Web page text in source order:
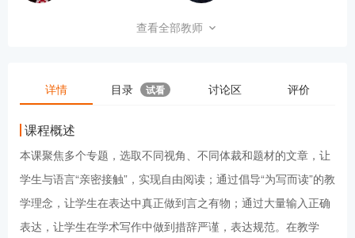
查看全部教师
详情 目录 试看 讨论区 评价
课程概述
本课聚焦多个专题，选取不同视角、不同体裁和题材的文章，让
学生与语言“亲密接触”，实现自由阅读；通过倡导“为写而读”的教
学理念，让学生在表达中真正做到言之有物；通过大量输入正确
表达，让学生在学术写作中做到措辞严谨，表达规范。在教学